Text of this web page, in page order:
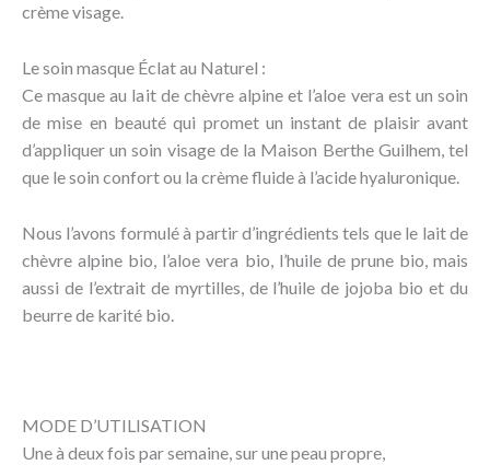
crème visage.
Le soin masque Éclat au Naturel :
Ce masque au lait de chèvre alpine et l’aloe vera est un soin
de mise en beauté qui promet un instant de plaisir avant
d’appliquer un soin visage de la Maison Berthe Guilhem, tel
que le soin confort ou la crème fluide à l’acide hyaluronique.
Nous l’avons formulé à partir d’ingrédients tels que le lait de
chèvre alpine bio, l’aloe vera bio, l’huile de prune bio, mais
aussi de l’extrait de myrtilles, de l’huile de jojoba bio et du
beurre de karité bio.
MODE D’UTILISATION
Une à deux fois par semaine, sur une peau propre,